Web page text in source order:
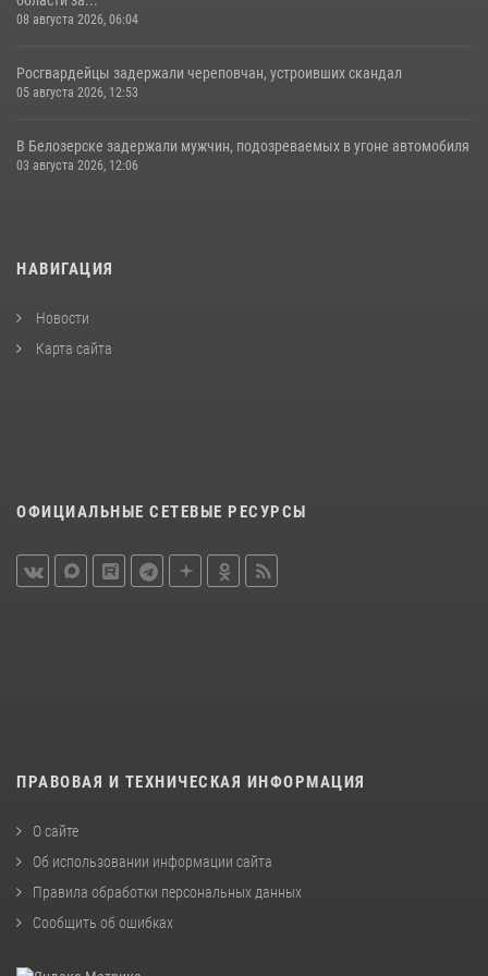
08 августа 2026, 06:04
Росгвардейцы задержали череповчан, устроивших скандал
05 августа 2026, 12:53
В Белозерске задержали мужчин, подозреваемых в угоне автомобиля
03 августа 2026, 12:06
НАВИГАЦИЯ
Новости
Карта сайта
ОФИЦИАЛЬНЫЕ СЕТЕВЫЕ РЕСУРСЫ
ПРАВОВАЯ И ТЕХНИЧЕСКАЯ ИНФОРМАЦИЯ
О сайте
Об использовании информации сайта
Правила обработки персональных данных
Сообщить об ошибках